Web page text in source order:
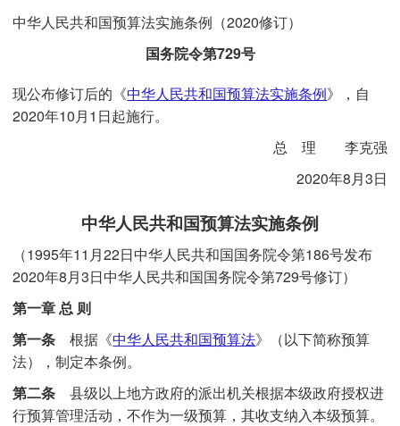
中华人民共和国预算法实施条例（2020修订）
国务院令第729号
现公布修订后的《中华人民共和国预算法实施条例》，自
2020年10月1日起施行。
总 理 李克强
2020年8月3日
中华人民共和国预算法实施条例
（1995年11月22日中华人民共和国国务院令第186号发布
2020年8月3日中华人民共和国国务院令第729号修订）
第一章 总 则
第一条根据《中华人民共和国预算法》（以下简称预算
法），制定本条例。
第二条县级以上地方政府的派出机关根据本级政府授权进
行预算管理活动，不作为一级预算，其收支纳入本级预算。